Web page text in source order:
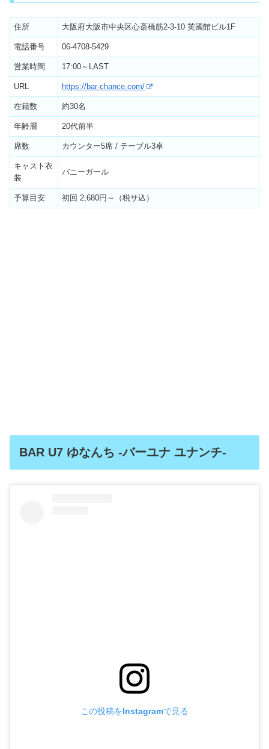
住所 大阪府大阪市中央区心斎橋筋2-3-10 英國館ビル1F
電話番号 06-4708-5429
営業時間 17:00～LAST
URL https://bar-chance.com/
在籍数 約30名
年齢層 20代前半
席数 カウンター5席 / テーブル3卓
キャスト衣
装
バニーガール
予算目安 初回 2,680円～（税サ込）
BAR U7 ゆなんち -バーユナ ユナンチ-
この投稿をInstagramで見る